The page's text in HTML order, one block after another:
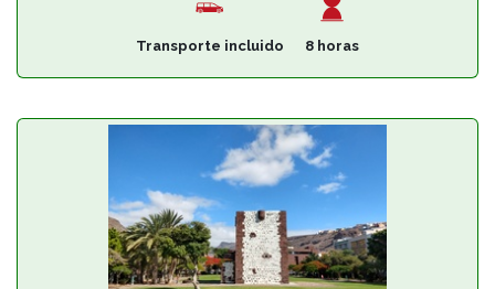
Transporte incluido 8 horas